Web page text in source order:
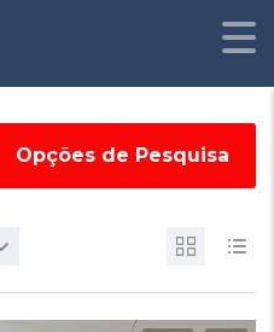
Opções de Pesquisa